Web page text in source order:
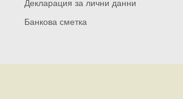
Декларация за лични данни
Банкова сметка